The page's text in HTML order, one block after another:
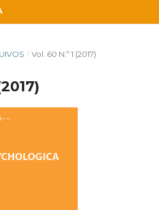
/ Vol. 60 N.º 1 (2017)